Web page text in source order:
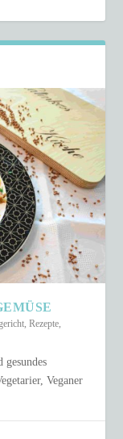
,Rezepte
gesundes
Veganer